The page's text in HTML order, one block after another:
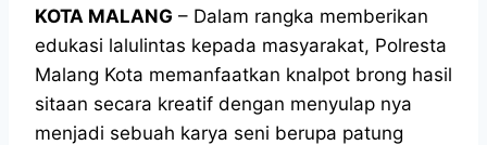
KOTA MALANG – Dalam rangka memberikan
edukasi lalulintas kepada masyarakat, Polresta
Malang Kota memanfaatkan knalpot brong hasil
sitaan secara kreatif dengan menyulap nya
menjadi sebuah karya seni berupa patung